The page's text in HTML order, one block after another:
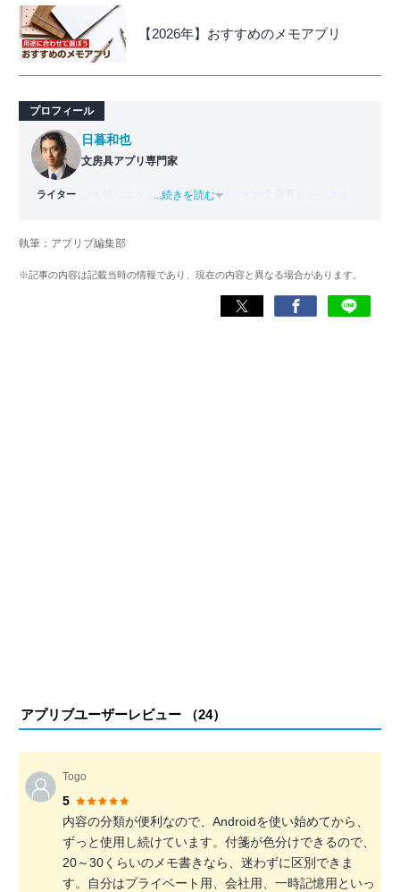
【2026年】おすすめのメモアプリ
プロフィール
ライター
日暮和也
文房具アプリ専門家
メモ帳やスケジュール帳、付箋などの文房具をデジタル化
務めた後、文房具アプリの専門家として監修・ライター業
『TimeTree』『Measure』など700以上。
...続きを読む
執筆：アプリブ編集部
※記事の内容は記載当時の情報であり、現在の内容と異なる場合があります。
アプリブユーザーレビュー （24）
Togo
5
内容の分類が便利なので、Androidを使い始めてから、
ずっと使用し続けています。付箋が色分けできるので、
20～30くらいのメモ書きなら、迷わずに区別できま
す。自分はプライベート用、会社用、一時記憶用といっ